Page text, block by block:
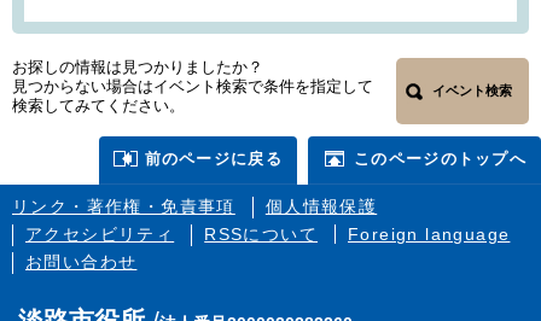
お探しの情報は見つかりましたか？
見つからない場合はイベント検索で条件を指定して
検索してみてください。
イベント検索
前のページに戻る このページのトップへ
リンク・著作権・免責事項
個人情報保護
アクセシビリティ
RSSについて
Foreign language
お問い合わせ